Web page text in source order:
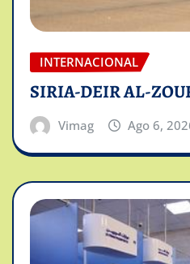
INTERNACIONAL
SIRIA-DEIR AL-
Vimag Ago 6,